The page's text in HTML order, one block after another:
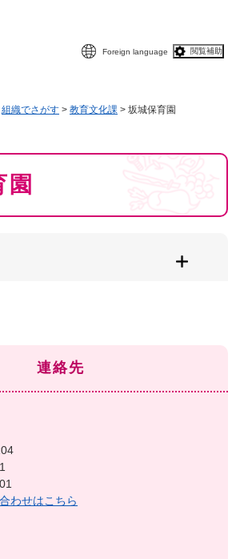
Foreign language 閲覧補助
組織でさがす > 教育文化課 > 坂城保育園
園
連絡先
わせはこちら